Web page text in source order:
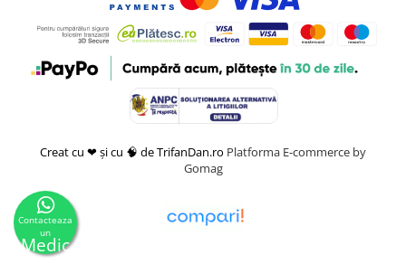
Creat cu ❤ și cu 🧠 de TrifanDan.ro Platforma E-commerce by
Gomag
Contacteaza
un
Medic